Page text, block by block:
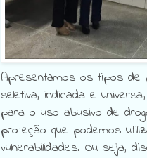
Apresentamos os tipos de
seletiva, indicada e
para o uso abusivo de
proteção que podemos
vulnerabilidades. Ou seja,